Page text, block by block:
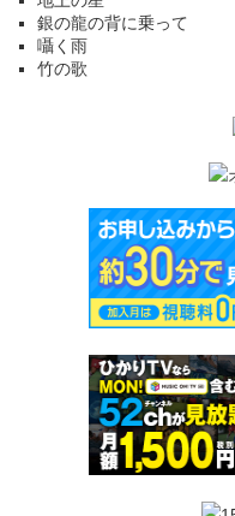
銀の龍の背に乗って
囁く雨
竹の歌